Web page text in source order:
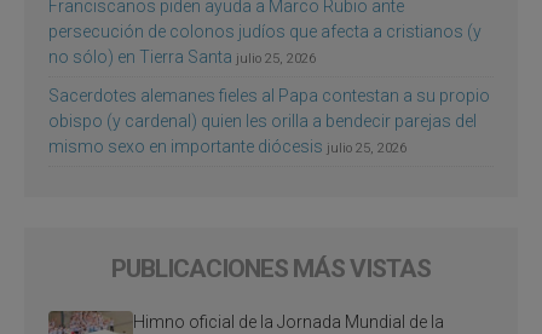
Franciscanos piden ayuda a Marco Rubio ante
persecución de colonos judíos que afecta a cristianos (y
no sólo) en Tierra Santa julio 25, 2026
Sacerdotes alemanes fieles al Papa contestan a su propio
obispo (y cardenal) quien les orilla a bendecir parejas del
mismo sexo en importante diócesis julio 25, 2026
PUBLICACIONES MÁS VISTAS
Himno oficial de la Jornada Mundial de la